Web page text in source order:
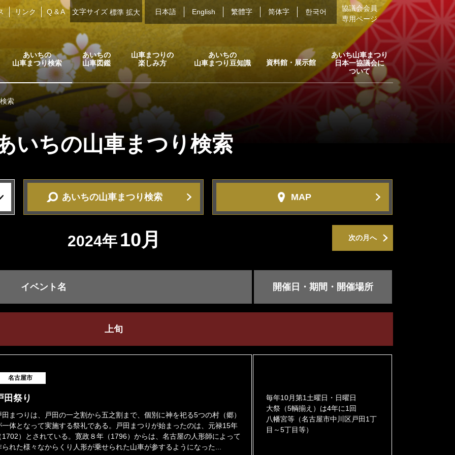
リンク Q & A 文字サイズ 標準 拡大 日本語 English 繁體字 简体字 한국어
協議会会員
専用ページ
あいちの
山車まつり検索
あいちの
山車図鑑
山車まつりの
楽しみ方
あいちの
山車まつり豆知識
資料館・展示館
あいち山車まつり
日本一協議会に
ついて
索
いちの山車まつり検索
あいちの山車まつり検索 MAP
次の月へ
2024年 10月
イベント名 開催日・期間・開催場所
上旬
名古屋市
田祭り
田まつりは、戸田の一之割から五之割まで、個別に神を祀る5つの村（郷）
一体となって実施する祭礼である。戸田まつりが始まったのは、元禄15年
1702）とされている。寛政８年（1796）からは、名古屋の人形師によって
られた様々なからくり人形が乗せられた山車が参するようになった...
毎年10月第1土曜日・日曜日
大祭（5輌揃え）は4年に1回
八幡宮等（名古屋市中川区戸田1丁
目～5丁目等）